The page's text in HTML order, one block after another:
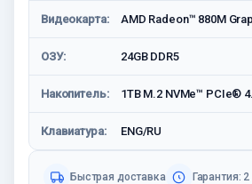
Видеокарта: AMD Radeon™ 880M
ОЗУ: 24GB DDR5
Накопитель: 1TB M.2 NVMe™ PCIe®
Клавиатура: ENG/RU
Быстрая доставка Гарантия: